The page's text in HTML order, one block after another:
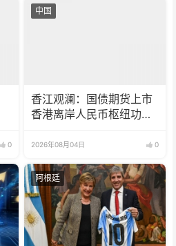
0
中国
香江观澜：国债期货上市
香港离岸人民币枢纽功能
2026年08月04日 0
阿根廷